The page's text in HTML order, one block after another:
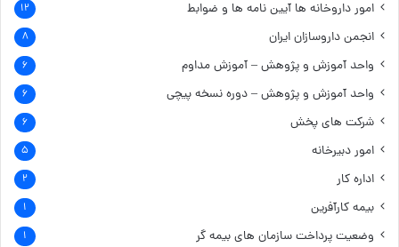
امور داروخانه ها آیین نامه ها و ضوابط ۱۲
انجمن داروسازان ایران ۸
واحد آموزش و پژوهش – آموزش مداوم ۶
واحد آموزش و پژوهش – دوره نسخه پیچی ۶
شرکت های پخش ۶
امور دبیرخانه ۵
اداره کار ۲
بیمه کارآفرین ۱
وضعیت پرداخت سازمان های بیمه گر ۱